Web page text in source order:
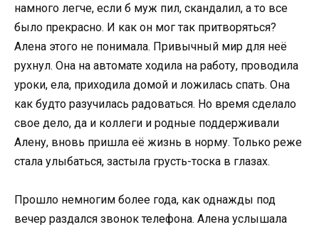
намного легче, если б муж пил, скандалил, а то все
было прекрасно. И как он мог так притворяться?
Алена этого не понимала. Привычный мир для неё
рухнул. Она на автомате ходила на работу, проводила
уроки, ела, приходила домой и ложилась спать. Она
как будто разучилась радоваться. Но время сделало
свое дело, да и коллеги и родные поддерживали
Алену, вновь пришла её жизнь в норму. Только реже
стала улыбаться, застыла грусть-тоска в глазах.
Прошло немногим более года, как однажды под
вечер раздался звонок телефона. Алена услышала